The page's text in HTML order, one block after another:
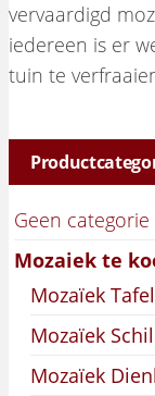
vervaardigd
iedereen is er
tuin te
Geen categorie
Mozaiek te
Mozaïek
Mozaïek
Mozaïek